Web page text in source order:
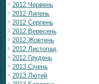
2012 Червень
2012 Липень
2012 Серпень
2012 Вересень
2012 Жовтень
2012 Листопад
2012 Грудень
2013 Січень
2013 Лютий